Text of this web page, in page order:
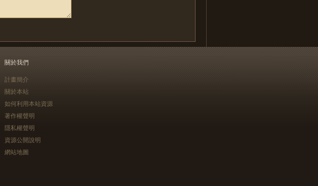
關於我們
計畫簡介
關於本站
如何利用本站資源
著作權聲明
隱私權聲明
資源公開說明
網站地圖